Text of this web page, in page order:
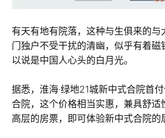
有天有地有院落，这种与生俱来的与
门独户不受干扰的清幽，似乎有着磁
以说是中国人心头的白月光。
据悉，淮海·绿地21城新中式合院首
合院，这个价格相当实惠，兼具舒适
高层的房票，即可体验新中式合院的